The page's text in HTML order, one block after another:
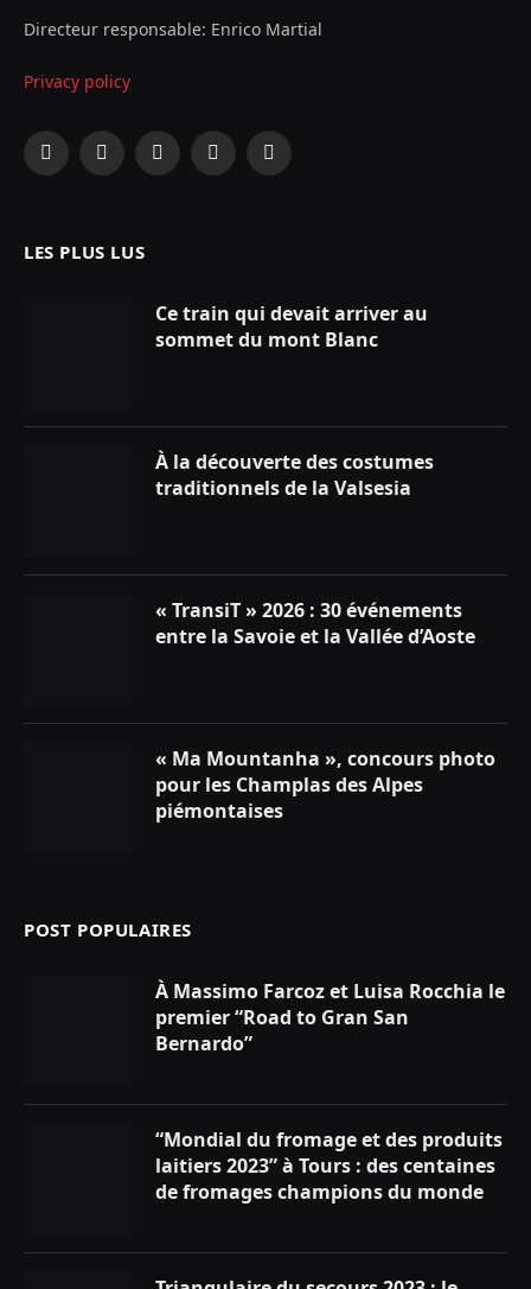
Directeur responsable: Enrico Martial
Privacy policy
Facebook
X
InstagramYouTubeLinkedIn
LES PLUS LUS
Ce train qui devait arriver au
sommet du mont Blanc
À la découverte des costumes
traditionnels de la Valsesia
« TransiT » 2026 : 30 événements
entre la Savoie et la Vallée d’Aoste
« Ma Mountanha », concours photo
pour les Champlas des Alpes
piémontaises
POST POPULAIRES
À Massimo Farcoz et Luisa Rocchia le
premier “Road to Gran San
Bernardo”
“Mondial du fromage et des produits
laitiers 2023” à Tours : des centaines
de fromages champions du monde